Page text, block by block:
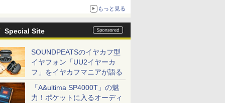
、水平周波数24.8kHz対応の17型モニターが
円、暑さ指数連動セール ほか
もっと見る
Special Site
SOUNDPEATSのイヤカフ型
イヤフォン「UU2イヤーカ
フ」をイヤカフマニアが語る
「A&ultima SP4000T」の魅
力！ポケットに入るオーディ